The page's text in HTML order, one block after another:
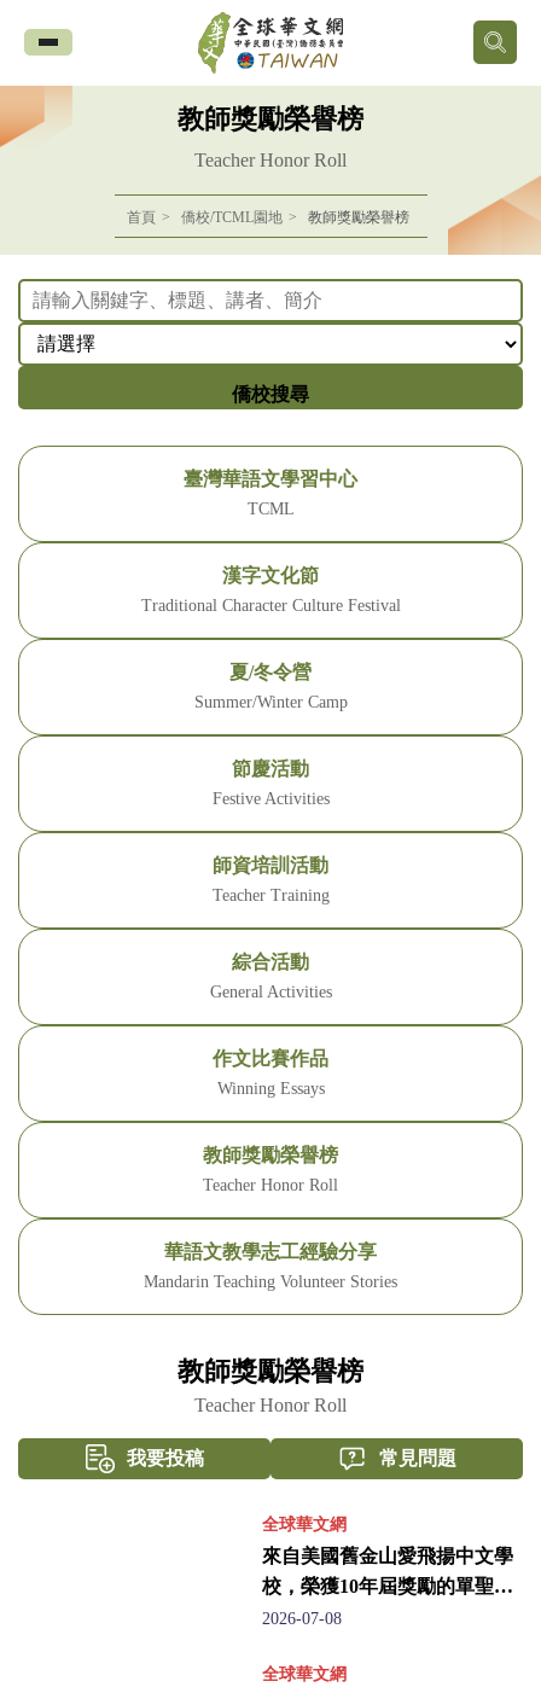
全
球
華
網
中
華
民
(臺
灣)
僑
務
員
會
教師獎勵榮譽榜
Teacher Honor Roll
首頁 僑校/TCML園地 教師獎勵榮譽榜
僑校搜尋
臺灣華語文學習中心
TCML
漢字文化節
Traditional Character Culture Festival
夏/冬令營
Summer/Winter Camp
節慶活動
Festive Activities
師資培訓活動
Teacher Training
綜合活動
General Activities
作文比賽作品
Winning Essays
教師獎勵榮譽榜
Teacher Honor Roll
華語文教學志工經驗分享
Mandarin Teaching Volunteer Stories
教師獎勵榮譽榜
Teacher Honor Roll
我要投稿 常見問題
全球華文網
來自美國舊金山愛飛揚中文學
校，榮獲10年屆獎勵的單聖玲
老師
2026-07-08
全球華文網